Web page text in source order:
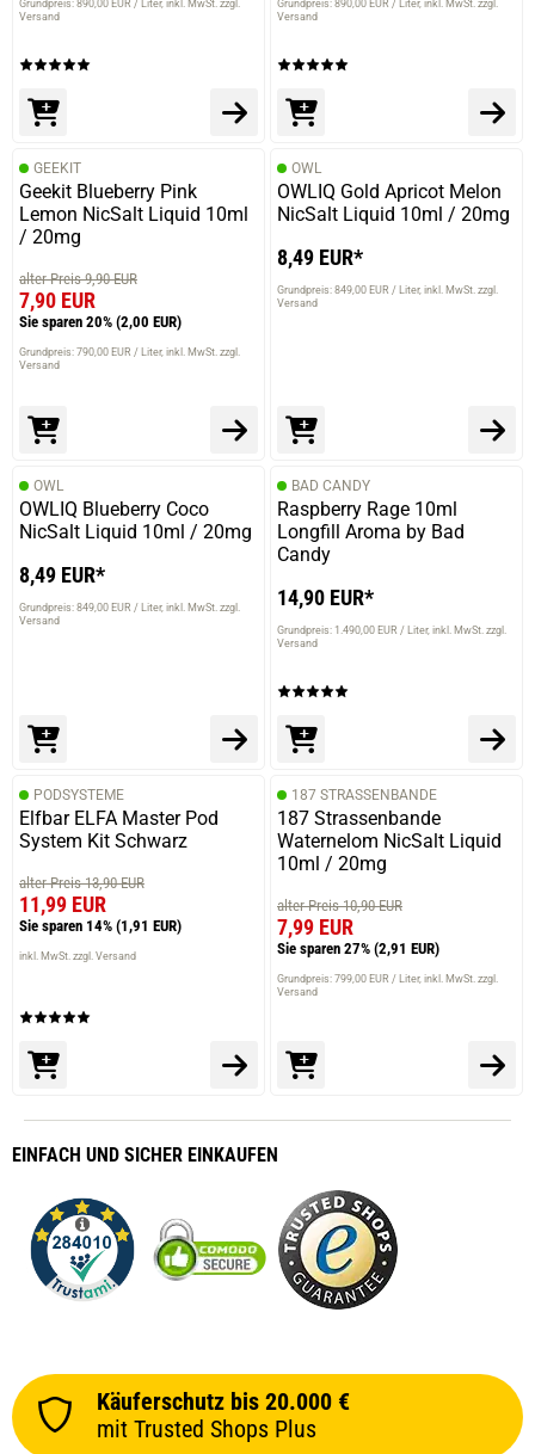
Grundpreis: 890,00 EUR / Liter inkl. MwSt. zzgl.
Versand
Grundpreis: 890,00 EUR / Liter inkl. MwSt. zzgl.
Versand
GEEKIT
Geekit Blueberry Pink
Lemon NicSalt Liquid 10ml
/ 20mg
alter Preis 9,90 EUR
7,90 EUR
Sie sparen 20% (2,00 EUR)
Grundpreis: 790,00 EUR / Liter inkl. MwSt. zzgl.
Versand
OWL
OWLIQ Gold Apricot Melon
NicSalt Liquid 10ml / 20mg
8,49 EUR*
Grundpreis: 849,00 EUR / Liter inkl. MwSt. zzgl.
Versand
OWL
OWLIQ Blueberry Coco
NicSalt Liquid 10ml / 20mg
8,49 EUR*
Grundpreis: 849,00 EUR / Liter inkl. MwSt. zzgl.
Versand
BAD CANDY
Raspberry Rage 10ml
Longfill Aroma by Bad
Candy
14,90 EUR*
Grundpreis: 1.490,00 EUR / Liter inkl. MwSt. zzgl.
Versand
PODSYSTEME
Elfbar ELFA Master Pod
System Kit Schwarz
alter Preis 13,90 EUR
11,99 EUR
Sie sparen 14% (1,91 EUR)
inkl. MwSt. zzgl. Versand
187 STRASSENBANDE
187 Strassenbande
Waternelom NicSalt Liquid
10ml / 20mg
alter Preis 10,90 EUR
7,99 EUR
Sie sparen 27% (2,91 EUR)
Grundpreis: 799,00 EUR / Liter inkl. MwSt. zzgl.
Versand
EINFACH UND SICHER EINKAUFEN
Käuferschutz bis 20.000 €
mit Trusted Shops Plus